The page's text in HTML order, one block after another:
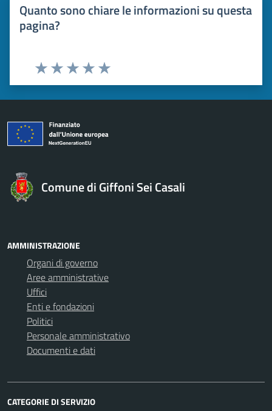
Quanto sono chiare le informazioni su questa
pagina?
Valuta 5 stelle su 5
Valuta 4 stelle su 5
Valuta 3 stelle su 5
Valuta 2 stelle su 5
Valuta 1 stelle su 5
Comune di Giffoni Sei Casali
AMMINISTRAZIONE
Organi di governo
Aree amministrative
Uffici
Enti e fondazioni
Politici
Personale amministrativo
Documenti e dati
CATEGORIE DI SERVIZIO